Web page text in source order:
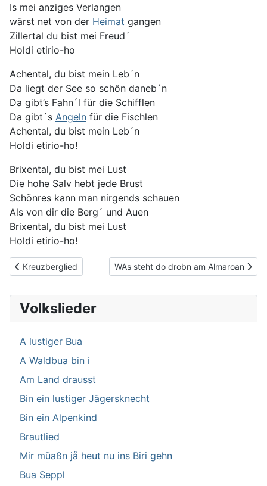
Is mei anziges Verlangen
wärst net von der Heimat gangen
Zillertal du bist mei Freud´
Holdi etirio-ho
Achental, du bist mein Leb´n
Da liegt der See so schön daneb´n
Da gibt’s Fahn´l für die Schifflen
Da gibt´s Angeln für die Fischlen
Achental, du bist mein Leb´n
Holdi etirio-ho!
Brixental, du bist mei Lust
Die hohe Salv hebt jede Brust
Schönres kann man nirgends schauen
Als von dir die Berg´ und Auen
Brixental, du bist mei Lust
Holdi etirio-ho!
Vorheriger Beitrag: Kreuzberglied
Kreuzberglied Nächster Beitrag: WAs steht do drobn
WAs steht do drobn am Almaroan
Volkslieder
A lustiger Bua
A Waldbua bin i
Am Land drausst
Bin ein lustiger Jägersknecht
Bin ein Alpenkind
Brautlied
Mir müaßn jå heut nu ins Biri gehn
Bua Seppl